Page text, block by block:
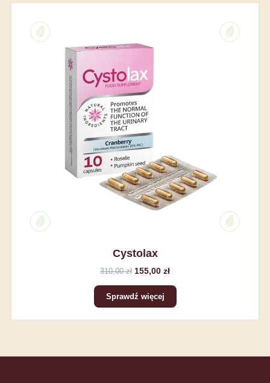
Cystolax
310,00 zł 155,00 zł
Sprawdź więcej